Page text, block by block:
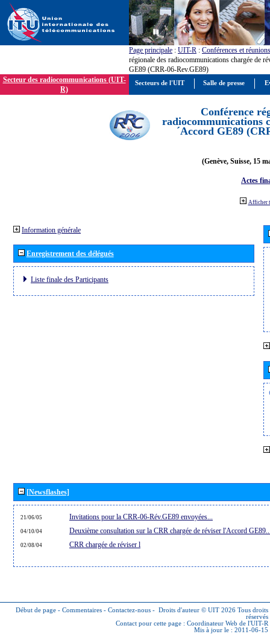
Page principale : UIT-R : Conférences et réunions
régionale des radiocommunications chargée de
GE89 (CRR-06-Rev.GE89)
Secteur des radiocommunications (UIT-
R)
Conférence
radiocommunications
´Accord GE89
(Genève, Suisse, 15
Actes
Afficher
Information générale
Enregistrement des délégués
Liste finale des Participants
[Newsflashes]
21/06/05 Invitations pour la CRR-06-Rév.GE89 envoyées...
04/10/04 Deuxième consultation sur la CRR chargée de réviser l'Accord
02/08/04 CRR chargée de réviser l
Début de page - Commentaires - Contactez-nous - Droits d'auteur © UIT 2026 Tous droits
réservés
Contact pour cette page : Coordinateur Web de l'UIT-R
Mis à jour le : 2011-06-15
Secteurs de l'UIT Salle de presse